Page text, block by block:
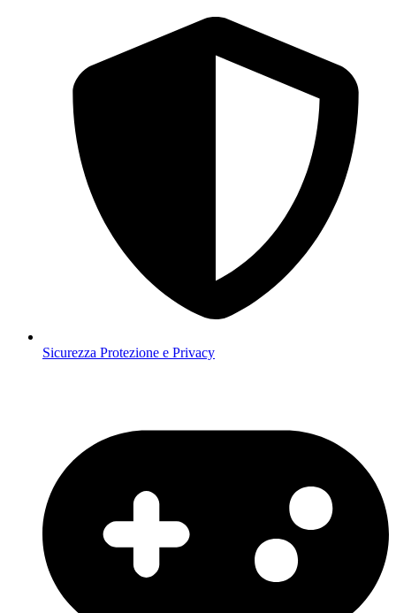
Sicurezza Protezione e Privacy